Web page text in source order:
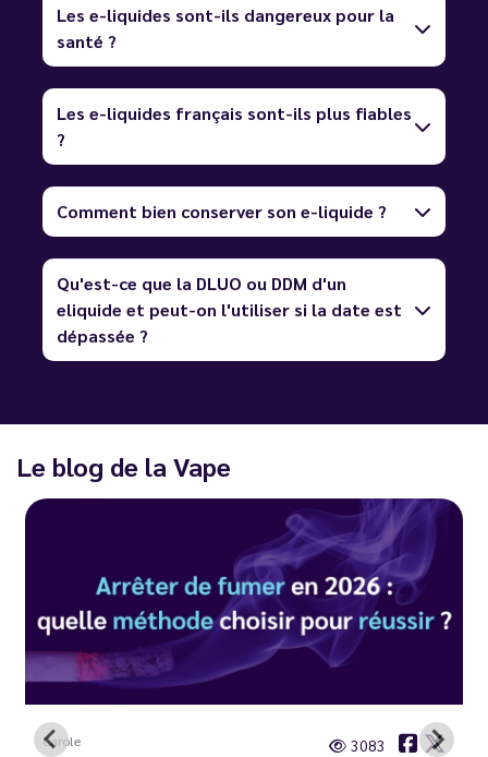
Les e-liquides sont-ils dangereux pour la
santé ?
Les e-liquides français sont-ils plus fiables
?
Comment bien conserver son e-liquide ?
Qu'est-ce que la DLUO ou DDM d'un
eliquide et peut-on l'utiliser si la date est
dépassée ?
Le blog de la Vape
Carole 3083